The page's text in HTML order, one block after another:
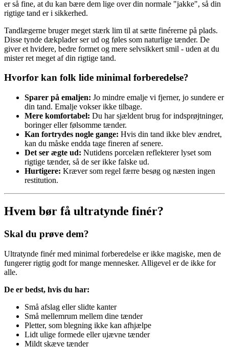
er så fine, at du kan bære dem lige over din normale "jakke", så din
rigtige tand er i sikkerhed.
Tandlægerne bruger meget stærk lim til at sætte finérerne på plads.
Disse tynde dækplader ser ud og føles som naturlige tænder. De
giver et hvidere, bedre formet og mere selvsikkert smil - uden at du
mister ret meget af din rigtige tand.
Hvorfor kan folk lide minimal forberedelse?
Sparer på emaljen: Jo mindre emalje vi fjerner, jo sundere er
din tand. Emalje vokser ikke tilbage.
Mere komfortabel: Du har sjældent brug for indsprøjtninger,
boringer eller følsomme tænder.
Kan fortrydes nogle gange: Hvis din tand ikke blev ændret,
kan du måske endda tage fineren af senere.
Det ser ægte ud: Nutidens porcelæn reflekterer lyset som
rigtige tænder, så de ser ikke falske ud.
Hurtigere: Kræver som regel færre besøg og næsten ingen
restitution.
Hvem bør få ultratynde finér?
Skal du prøve dem?
Ultratynde finér med minimal forberedelse er ikke magiske, men de
fungerer rigtig godt for mange mennesker. Alligevel er de ikke for
alle.
De er bedst, hvis du har:
Små afslag eller slidte kanter
Små mellemrum mellem dine tænder
Pletter, som blegning ikke kan afhjælpe
Lidt ulige formede eller ujævne tænder
Mildt skæve tænder